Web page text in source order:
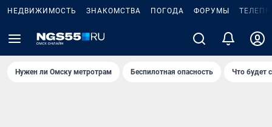
НЕДВИЖИМОСТЬ ЗНАКОМСТВА ПОГОДА ФОРУМЫ
Нужен ли Омску метротрам Беспилотная опасность Что будет